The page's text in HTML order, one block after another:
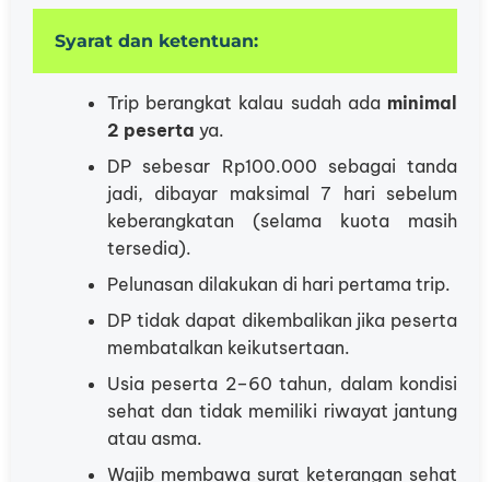
Syarat dan ketentuan:
Trip berangkat kalau sudah ada minimal
2 peserta ya.
DP sebesar Rp100.000 sebagai tanda
jadi, dibayar maksimal 7 hari sebelum
keberangkatan (selama kuota masih
tersedia).
Pelunasan dilakukan di hari pertama trip.
DP tidak dapat dikembalikan jika peserta
membatalkan keikutsertaan.
Usia peserta 2–60 tahun, dalam kondisi
sehat dan tidak memiliki riwayat jantung
atau asma.
Wajib membawa surat keterangan sehat